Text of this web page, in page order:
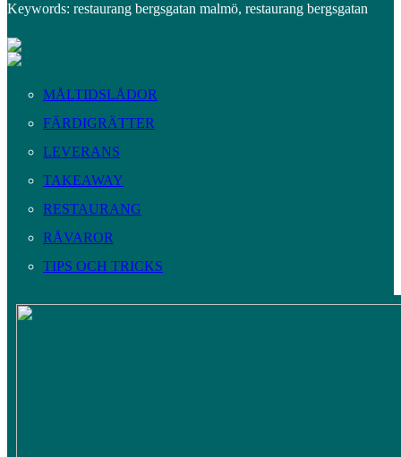
Keywords: restaurang bergsgatan malmö, restaurang bergsgatan
MÅLTIDSLÅDOR
FÄRDIGRÄTTER
LEVERANS
TAKEAWAY
RESTAURANG
RÅVAROR
TIPS OCH TRICKS